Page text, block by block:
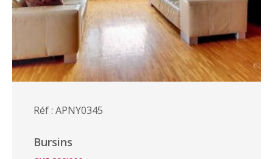
Réf : APNY0345
Bursins